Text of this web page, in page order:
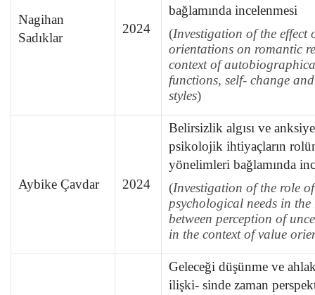
Nagihan
Sadıklar
2024
bağlamında incelenmesi
(Investigation of the effect
orientations on romantic
context of
functions, self- change
styles)
Aybike Çavdar 2024
Belirsizlik algısı ve
psikolojik ihtiyaçların
yönelimleri bağlamında
(Investigation of the role
psychological needs in
between perception of
in the context of value
Geleceği düşünme ve
ilişki- sinde zaman